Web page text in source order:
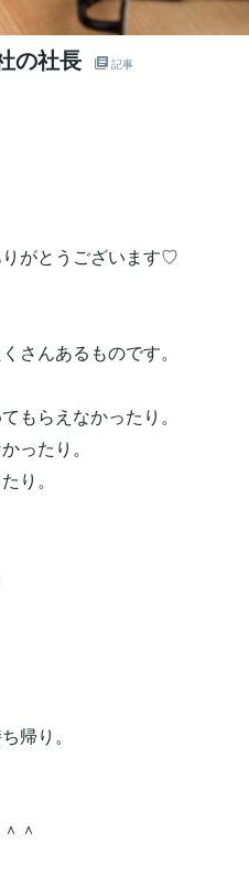
の社長 記事
がとうございます♡
さんあるものです。
もらえなかったり。
ったり。
り。
帰り。
＾